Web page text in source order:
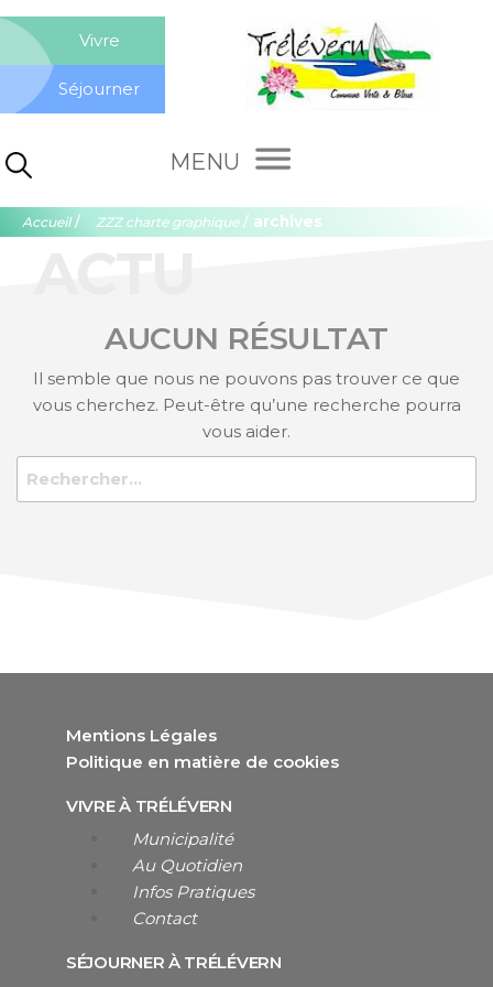
Aller
contenu
Vivre
Séjourner
Rechercher :
Accueil/ ZZZ charte graphique/ archives
AUCUN RÉSULTAT
Il semble que nous ne pouvons pas trouver ce que
vous cherchez. Peut-être qu’une recherche pourra
vous aider.
Mentions Légales
Politique en matière de cookies
VIVRE À TRÉLÉVERN
Municipalité
Au Quotidien
Infos Pratiques
Contact
SÉJOURNER À TRÉLÉVERN